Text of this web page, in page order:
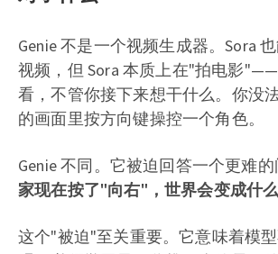
Genie 不是一个视频生成器。Sora
视频，但 Sora 本质上在"拍电影
看，不管你接下来想干什么。你没
的画面里按方向键操控一个角色。
Genie 不同。它被迫回答一个更难
家现在按了"向右"，世界会变成什
这个"被迫"至关重要。它意味着模